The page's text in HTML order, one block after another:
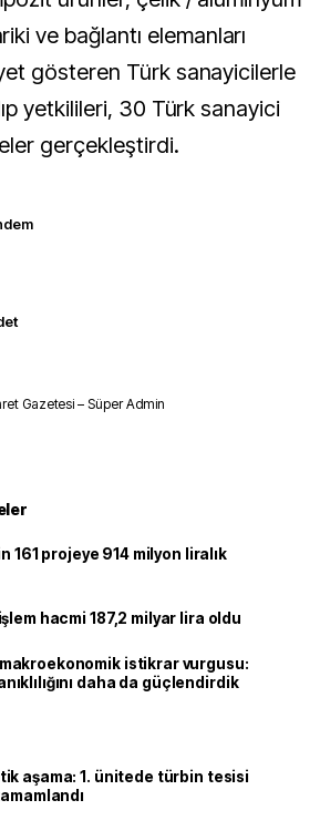
ve bağlantı elemanları
gösteren Türk sanayicilerle
yetkilileri, 30 Türk sanayici
gerçekleştirdi.
Gazetesi – Süper Admin
161 projeye 914 milyon liralık
hacmi 187,2 milyar lira oldu
makroekonomik istikrar vurgusu:
daha da güçlendirdik
aşama: 1. ünitede türbin tesisi